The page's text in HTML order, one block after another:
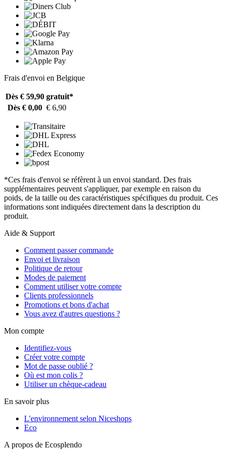
Frais d'envoi en Belgique
Dès € 59,90 gratuit*
Dès € 0,00 € 6,90
*Ces frais d'envoi se réfèrent à un envoi standard. Des frais
supplémentaires peuvent s'appliquer, par exemple en raison du
poids, de la taille ou des caractéristiques spécifiques du produit. Ces
informations sont indiquées directement dans la description du
produit.
Aide & Support
Comment passer commande
Envoi et livraison
Politique de retour
Modes de paiement
Comment utiliser votre compte
Clients professionnels
Promotions et bons d'achat
Vous avez d'autres questions ?
Mon compte
Identifiez-vous
Créer votre compte
Mot de passe oublié ?
Où est mon colis ?
Utiliser un chèque-cadeau
En savoir plus
L'environnement selon Niceshops
Eco
A propos de Ecosplendo